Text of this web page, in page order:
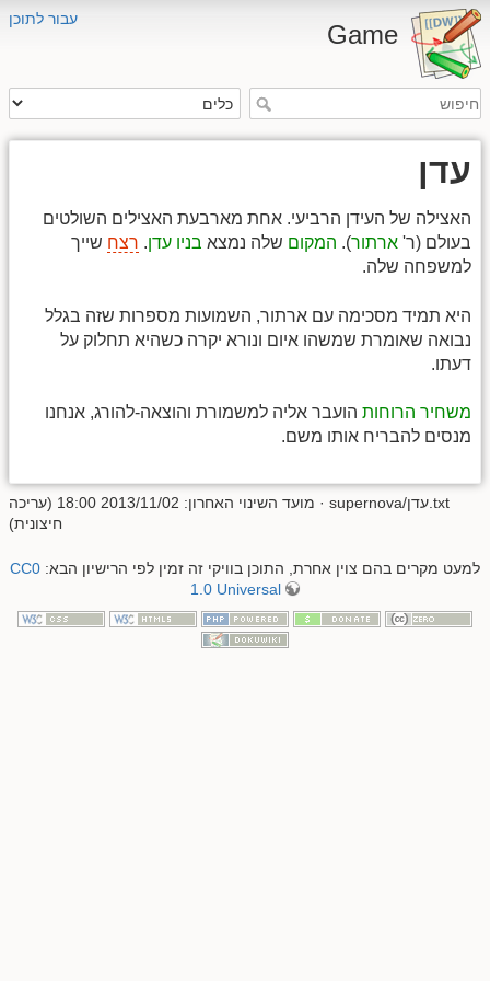
עבור לתוכן
Game
עדן
האצילה של העידן הרביעי. אחת מארבעת האצילים השולטים
בעולם (ר' ארתור). המקום שלה נמצא בניו עדן. רצח שייך
למשפחה שלה.
היא תמיד מסכימה עם ארתור, השמועות מספרות שזה בגלל
נבואה שאומרת שמשהו איום ונורא יקרה כשהיא תחלוק על
דעתו.
משחיר הרוחות הועבר אליה למשמורת והוצאה-להורג, אנחנו
מנסים להבריח אותו משם.
supernova/עדן.txt
· מועד השינוי האחרון: 2013/11/02 18:00 (עריכה
חיצונית)
למעט מקרים בהם צוין אחרת, התוכן בוויקי זה זמין לפי הרישיון הבא: CC0
1.0 Universal